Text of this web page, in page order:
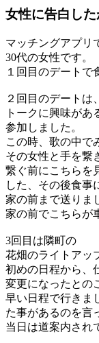
女性に告白し
マッチングアプリ
30代の女性です。
１回目のデートで
２回目のデートは
トークに興味があ
参加しました。
この時、歌の中で
その女性と手を繋
繋ぐ前にこちらを
した、その後食事
家の前まで送りま
家の前でこちらが
3回目は隣町の
花畑のライトアッ
初めの日程から、
変更になったとの
早い日程で行きま
た事があるのを言
当日は道案内され